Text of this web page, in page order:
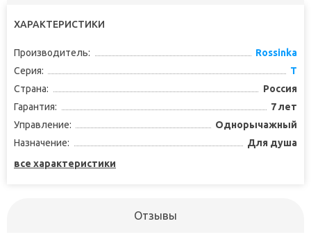
ХАРАКТЕРИСТИКИ
Производитель:
Rossinka
Серия:
T
Страна:
Россия
Гарантия:
7 лет
Управление:
Однорычажный
Назначение:
Для душа
все характеристики
Отзывы